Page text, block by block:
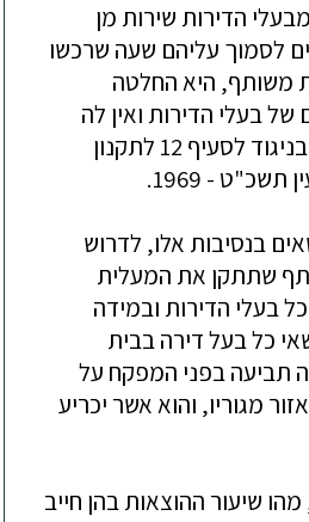
הדירות שירות מן
לסמוך עליהם שעה שרכשו
משותף, היא החלטה
בעלי הדירות ואין לה
תוקף ללא הסכמתם בניגוד לסעיף 12 לתקנון
- 1969.
בנסיבות אלו, לדרוש
שתתקן את המעלית
בעלי הדירות ובמידה
כל בעל דירה בבית
תביעה בפני המפקח על
מגוריו, והוא אשר יכריע
שיעור ההוצאות בהן חייב